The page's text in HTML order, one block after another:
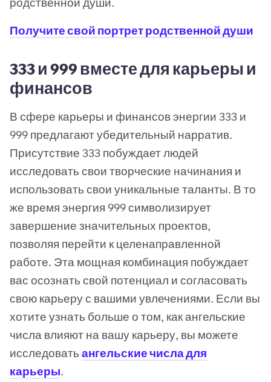
Получите свой портрет родственной души
333 и 999 вместе для карьеры и
финансов
В сфере карьеры и финансов энергии 333 и
999 предлагают убедительный нарратив.
Присутствие 333 побуждает людей
исследовать свои творческие начинания и
использовать свои уникальные таланты. В то
же время энергия 999 символизирует
завершение значительных проектов,
позволяя перейти к целенаправленной
работе. Эта мощная комбинация побуждает
вас осознать свой потенциал и согласовать
свою карьеру с вашими увлечениями. Если вы
хотите узнать больше о том, как ангельские
числа влияют на вашу карьеру, вы можете
исследовать ангельские числа для
карьеры.